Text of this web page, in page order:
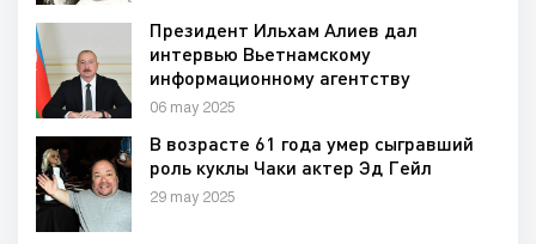
Президент Ильхам Алиев дал
интервью Вьетнамскому
информационному агентству
06 may 2025
В возрасте 61 года умер сыгравший
роль куклы Чаки актер Эд Гейл
29 may 2025